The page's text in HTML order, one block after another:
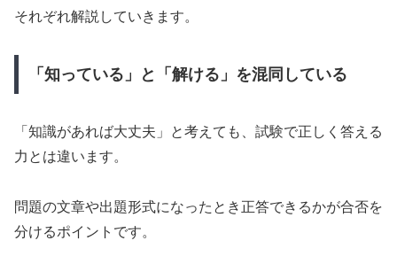
それぞれ解説していきます。
「知っている」と「解ける」を混同している
「知識があれば大丈夫」と考えても、試験で正しく答える
力とは違います。
問題の文章や出題形式になったとき正答できるかが合否を
分けるポイントです。